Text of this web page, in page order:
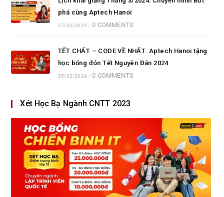
phá cùng Aptech Hanoi
27/02/2024 / 0 COMMENTS
TẾT CHẤT – CODE VỀ NHẤT. Aptech Hanoi tặng
học bổng đón Tết Nguyên Đán 2024
05/02/2024 / 0 COMMENTS
Xét Học Bạ Ngành CNTT 2023